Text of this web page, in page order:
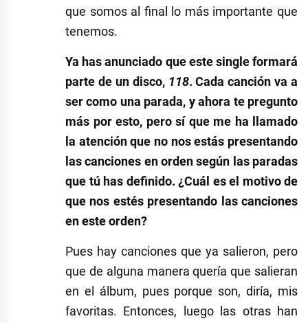
que somos al final lo más importante que
tenemos.
Ya has anunciado que este single formará
parte de un disco, 118. Cada canción va a
ser como una parada, y ahora te pregunto
más por esto, pero sí que me ha llamado
la atención que no nos estás presentando
las canciones en orden según las paradas
que tú has definido. ¿Cuál es el motivo de
que nos estés presentando las canciones
en este orden?
Pues hay canciones que ya salieron, pero
que de alguna manera quería que salieran
en el álbum, pues porque son, diría, mis
favoritas. Entonces, luego las otras han